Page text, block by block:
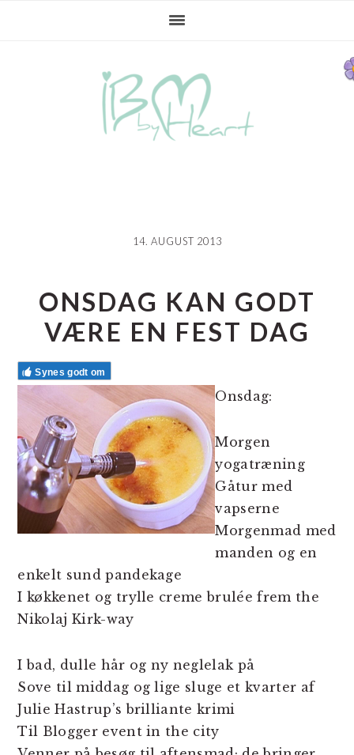
14. AUGUST 2013
ONSDAG KAN GODT
VÆRE EN FEST DAG
Synes godt om
Onsdag:
Morgen
yogatræning
Gåtur med
vapserne
Morgenmad med
manden og en
enkelt sund pandekage
I køkkenet og trylle creme brulée frem the
Nikolaj Kirk-way
I bad, dulle hår og ny neglelak på
Sove til middag og lige sluge et kvarter af
Julie Hastrup’s brilliante krimi
Til Blogger event in the city